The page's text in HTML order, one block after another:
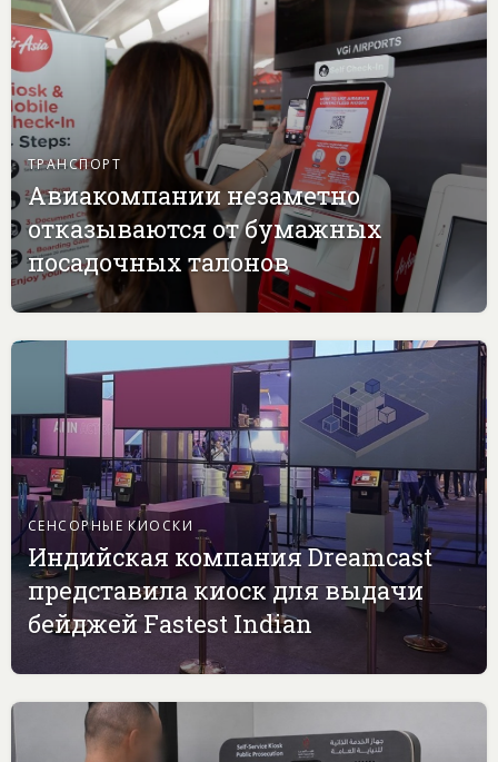
ТРАНСПОРТ
Авиакомпании незаметно
отказываются от бумажных
посадочных талонов
СЕНСОРНЫЕ КИОСКИ
Индийская компания Dreamcast
представила киоск для выдачи
бейджей Fastest Indian